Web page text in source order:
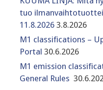
tuo
11.8.2026 3.8.2026
M1 classifications –
Portal 30.6.2026
M1 emission
General Rules